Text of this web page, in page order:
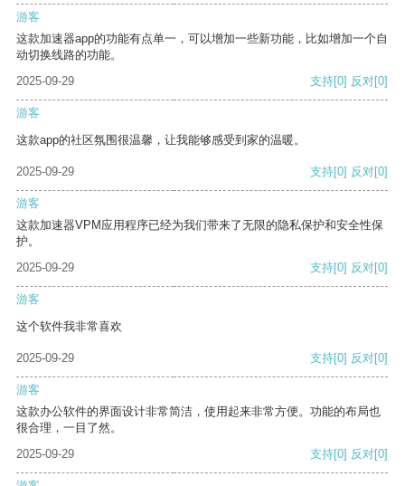
游客
这款加速器app的功能有点单一，可以增加一些新功能，比如增加一个自
动切换线路的功能。
2025-09-29
支持[0] 反对[0]
游客
这款app的社区氛围很温馨，让我能够感受到家的温暖。
2025-09-29 支持[0] 反对[0]
游客
这款加速器VPM应用程序已经为我们带来了无限的隐私保护和安全性保
护。
2025-09-29
支持[0] 反对[0]
游客
这个软件我非常喜欢
2025-09-29 支持[0] 反对[0]
游客
这款办公软件的界面设计非常简洁，使用起来非常方便。功能的布局也
很合理，一目了然。
2025-09-29
支持[0] 反对[0]